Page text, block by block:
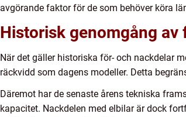
avgörande faktor för de som behöver köra
Historisk genomgång
När det gäller historiska för- och nackdelar
räckvidd som dagens modeller. Detta
Däremot har de senaste årens tekniska
kapacitet. Nackdelen med elbilar är dock